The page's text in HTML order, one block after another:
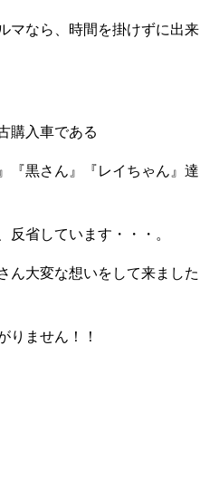
マなら、時間を掛けずに出来
購入車である
『黒さん』『レイちゃん』達
反省しています・・・。
ん大変な想いをして来ました
りません！！